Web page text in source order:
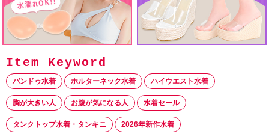
バンドゥ水着 ホルターネック水着 ハイウエスト水着
胸が大きい人 お腹が気になる人 水着セール
タンクトップ水着・タンキニ 2026年新作水着